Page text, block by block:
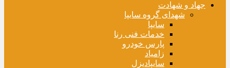
جهاد و شهادت
شهدای گروه سایپا
سایپا
خدمات فنی رنا
پارس خودرو
زامیاد
سایپادیزل